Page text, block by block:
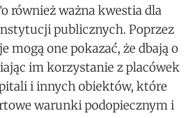
również ważna kwestia dla
publicznych. Poprzez
mogą one pokazać, że dbają o
im korzystanie z placówek
i innych obiektów, które
warunki podopiecznym i